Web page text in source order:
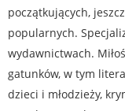
początkujących,
popularnych.
wydawnictwach.
gatunków, w tym
dzieci i młodzieży,